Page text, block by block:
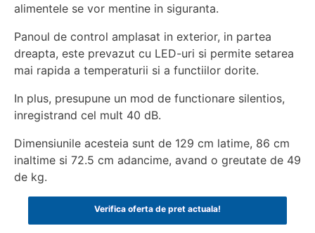
alimentele se vor mentine in siguranta.
Panoul de control amplasat in exterior, in partea
dreapta, este prevazut cu LED-uri si permite setarea
mai rapida a temperaturii si a functiilor dorite.
In plus, presupune un mod de functionare silentios,
inregistrand cel mult 40 dB.
Dimensiunile acesteia sunt de 129 cm latime, 86 cm
inaltime si 72.5 cm adancime, avand o greutate de 49
de kg.
Verifica oferta de pret actuala!